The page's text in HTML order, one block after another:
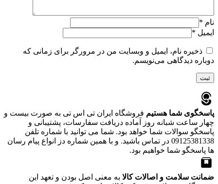
نام *
ایمیل *
ذخیره نام، ایمیل و وبسایت من در مرورگر برای زمانی که
دوباره دیدگاهی می‌نویسم.
پاسخگوی شما هستیم فروشگاه ایران تی اس تی به صورت بیست و
چهار ساعت شبانه روز آماده دریافت سفارسات، پشتیبانی و
پاسخگو سوالات شما خواهد بود. شما می توانید با شماره تلفن
09125381338 در تماس باشید. و با همین شماره دز انواع پیام رسان
ها پاسخگو شما خواهیم بود.
ضمانت سلامت و اصالات کالا به معنی اصل بودن و تعهد این